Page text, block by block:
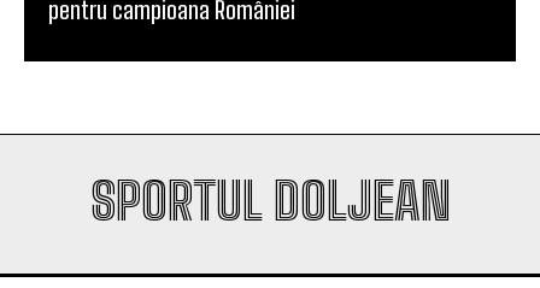
pentru campioana României
SPORTUL DOLJEAN